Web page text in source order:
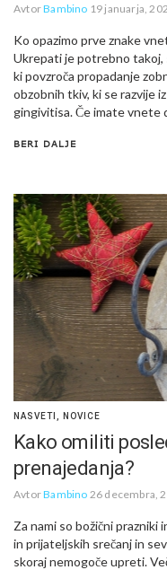
AvtorBambino 19 januarja,
Ko opazimo prve znake
Ukrepati je potrebno takoj,
ki povzroča propadanje
obzobnih tkiv, ki se razvije
gingivitisa. Če imate vnete
BERI DALJE
NASVETI NOVICE
Kako omiliti
prenajedanja?
AvtorBambino 26 decembra,
Za nami so božični prazniki
in prijateljskih srečanj in
skoraj nemogoče upreti.